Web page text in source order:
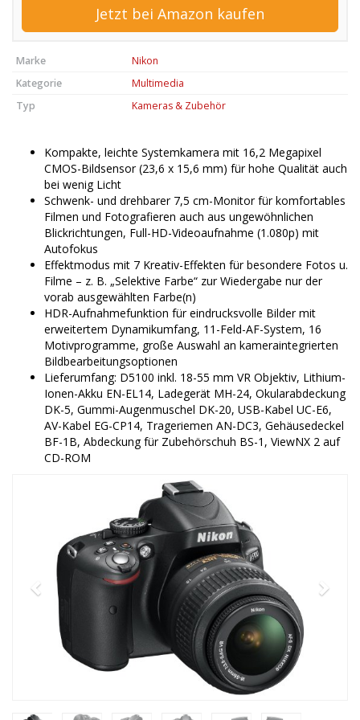
Jetzt bei Amazon kaufen
Marke
Nikon
Kategorie
Multimedia
Typ
Kameras & Zubehör
Kompakte, leichte Systemkamera mit 16,2 Megapixel
CMOS-Bildsensor (23,6 x 15,6 mm) für hohe Qualität auch
bei wenig Licht
Schwenk- und drehbarer 7,5 cm-Monitor für komfortables
Filmen und Fotografieren auch aus ungewöhnlichen
Blickrichtungen, Full-HD-Videoaufnahme (1.080p) mit
Autofokus
Effektmodus mit 7 Kreativ-Effekten für besondere Fotos u.
Filme – z. B. „Selektive Farbe“ zur Wiedergabe nur der
vorab ausgewählten Farbe(n)
HDR-Aufnahmefunktion für eindrucksvolle Bilder mit
erweitertem Dynamikumfang, 11-Feld-AF-System, 16
Motivprogramme, große Auswahl an kameraintegrierten
Bildbearbeitungsoptionen
Lieferumfang: D5100 inkl. 18-55 mm VR Objektiv, Lithium-
Ionen-Akku EN-EL14, Ladegerät MH-24, Okularabdeckung
DK-5, Gummi-Augenmuschel DK-20, USB-Kabel UC-E6,
AV-Kabel EG-CP14, Trageriemen AN-DC3, Gehäusedeckel
BF-1B, Abdeckung für Zubehörschuh BS-1, ViewNX 2 auf
CD-ROM